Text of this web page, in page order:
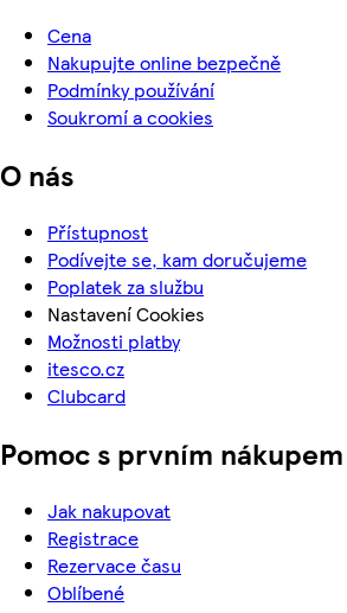
Cena
Nakupujte online bezpečně
Podmínky používání
Soukromí a cookies
O nás
Přístupnost
Podívejte se, kam doručujeme
Poplatek za službu
Nastavení Cookies
Možnosti platby
itesco.cz
Clubcard
Pomoc s prvním nákupem
Jak nakupovat
Registrace
Rezervace času
Oblíbené